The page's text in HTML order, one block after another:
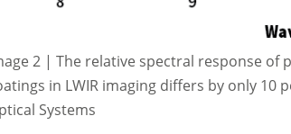
2 | The relative spectral response of
in LWIR imaging differs by only 10
Systems